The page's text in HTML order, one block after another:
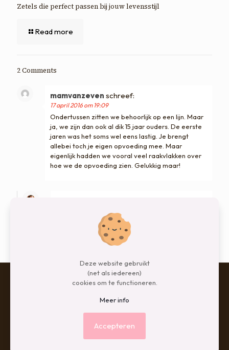
Zetels die perfect passen bij jouw levensstijl
Read more
2 Comments
mamvanzeven schreef:
17 april 2016 om 19:09
Ondertussen zitten we behoorlijk op een lijn. Maar
ja, we zijn dan ook al dik 15 jaar ouders. De eerste
jaren was het soms wel eens lastig. Je brengt
allebei toch je eigen opvoeding mee. Maar
eigenlijk hadden we vooral veel raakvlakken over
hoe we de opvoeding zien. Gelukkig maar!
Ik ben benieuwd hoe wij er over 8 jaar voor gaan
staan!! Fijn dat het toch goed loopt bij jullie xxx
Muffin group
Powered byWordPress
Deze website gebruikt
(net als iedereen)
cookies om te functioneren.
Meer info
Accepteren